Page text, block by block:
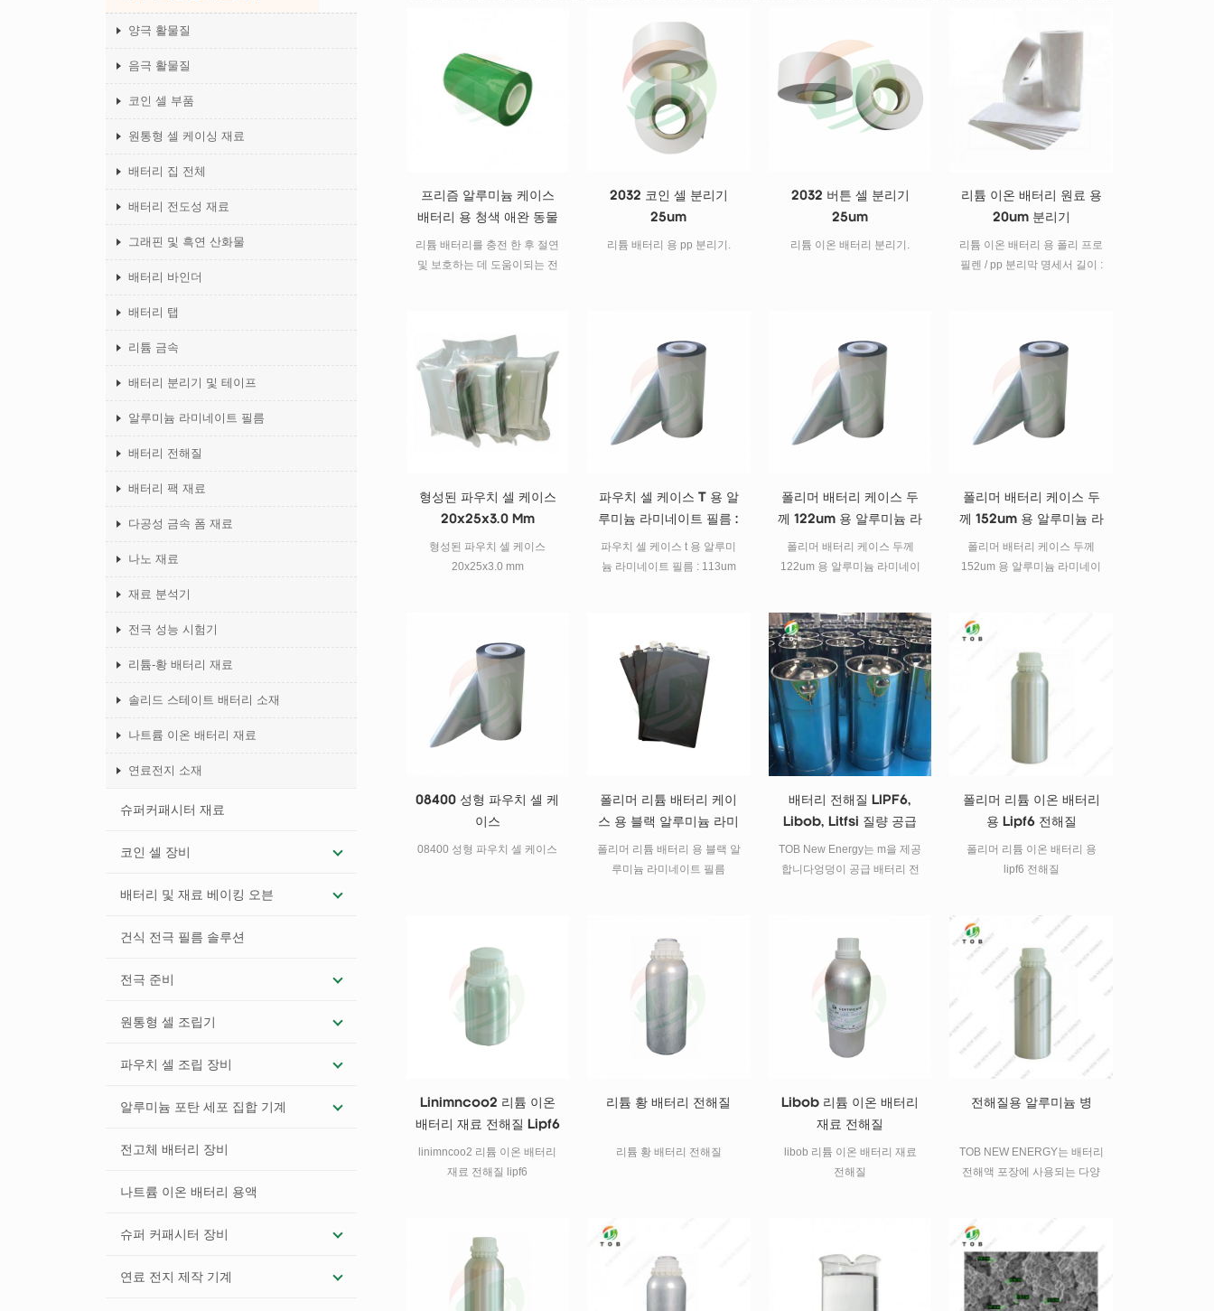
양극 활물질
음극 활물질
코인 셀 부품
원통형 셀 케이싱 재료
배터리 집 전체
배터리 전도성 재료
그래핀 및 흑연 산화물
배터리 바인더
배터리 탭
리튬 금속
배터리 분리기 및 테이프
알루미늄 라미네이트 필름
배터리 전해질
배터리 팩 재료
다공성 금속 폼 재료
나노 재료
재료 분석기
전극 성능 시험기
리튬-황 배터리 재료
솔리드 스테이트 배터리 소재
나트륨 이온 배터리 재료
연료전지 소재
슈퍼커패시터 재료
코인 셀 장비
배터리 및 재료 베이킹 오븐
건식 전극 필름 솔루션
전극 준비
원통형 셀 조립기
파우치 셀 조립 장비
알루미늄 포탄 세포 집합 기계
전고체 배터리 장비
나트륨 이온 배터리 용액
슈퍼 커패시터 장비
연료 전지 제작 기계
프리즘 알루미늄 케이스
배터리 용 청색 애완 동물
보호 필름
리튬 배터리를 충전 한 후 절연
및 보호하는 데 도움이되는 전
2032 코인 셀 분리기
25um
리튬 배터리 용 pp 분리기.
2032 버튼 셀 분리기
25um
리튬 이온 배터리 분리기.
리튬 이온 배터리 원료 용
20um 분리기
리튬 이온 배터리 용 폴리 프로
필렌 / pp 분리막 명세서 길이 :
형 t-pp-20 두께 음 20 공기 투
과성 초 / 100ml 420 다공성의
요인 % 40 인장 강도 md kg /
cm2 > 1200 td kg / cm2 & gt;
130 빵꾸 강도 지 & gt; 450 열
수축 (90 ℃ 1 시간) md %
폐색기 온도 ℃ 153 꾸러미 이
메일 :
tob.amy@tobmachine.com 스
카이프 : amywangbest86
형성된 파우치 셀 케이스
20x25x3.0 Mm
형성된 파우치 셀 케이스
20x25x3.0 mm
파우치 셀 케이스 T 용 알
루미늄 라미네이트 필름 :
113um
파우치 셀 케이스 t 용 알루미
늄 라미네이트 필름 : 113um
폴리머 배터리 케이스 두
께 122um 용 알루미늄 라
미네이트 필름
폴리머 배터리 케이스 두께
122um 용 알루미늄 라미네이
폴리머 배터리 케이스 두
께 152um 용 알루미늄 라
미네이트 필름
폴리머 배터리 케이스 두께
152um 용 알루미늄 라미네이
08400 성형 파우치 셀 케
이스
08400 성형 파우치 셀 케이스
폴리머 리튬 배터리 케이
스 용 블랙 알루미늄 라미
네이트 필름
폴리머 리튬 배터리 용 블랙 알
루미늄 라미네이트 필름
배터리 전해질 LIPF6,
Libob, Litfsi 질량 공급
TOB New Energy는 m을 제공
합니다엉덩이 공급 배터리 전
터.
폴리머 리튬 이온 배터리
용 Lipf6 전해질
폴리머 리튬 이온 배터리 용
lipf6 전해질
Linimncoo2 리튬 이온
배터리 재료 전해질 Lipf6
linimncoo2 리튬 이온 배터리
재료 전해질 lipf6
리튬 황 배터리 전해질
리튬 황 배터리 전해질
Libob 리튬 이온 배터리
재료 전해질
libob 리튬 이온 배터리 재료
전해질
전해질용 알루미늄 병
TOB NEW ENERGY는 배터리
전해액 포장에 사용되는 다양